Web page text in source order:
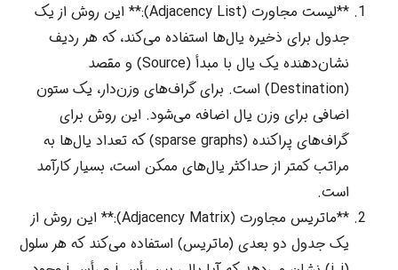
**لیست مجاورت (Adjacency List):** این روش از یک
جدول برای ذخیره یال‌ها استفاده می‌کند، که هر ردیف
نشان‌دهنده یک یال با مبدأ (Source) و مقصد
(Destination) است. برای گراف‌های وزن‌دار، یک ستون
اضافی برای وزن یال اضافه می‌شود. این روش برای
گراف‌های پراکنده (sparse graphs) که تعداد یال‌ها به
مراتب کمتر از حداکثر یال‌های ممکن است، بسیار کارآمد
است.
**ماتریس مجاورت (Adjacency Matrix):** این روش از
یک جدول دو بعدی (ماتریس) استفاده می‌کند که هر سلول